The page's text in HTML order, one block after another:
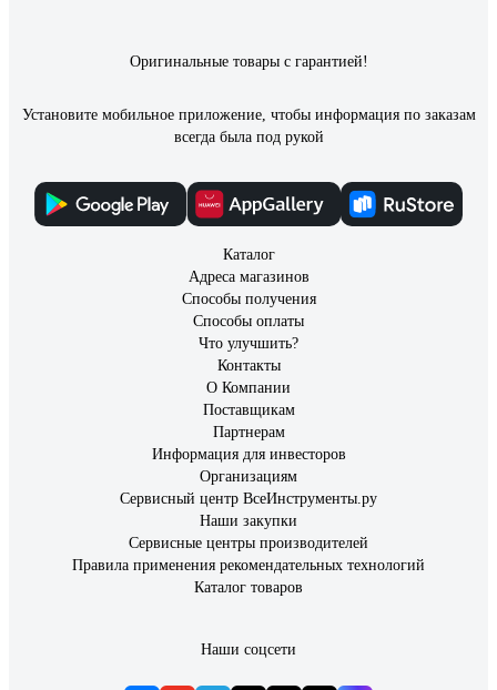
Оригинальные товары с гарантией!
Установите мобильное приложение, чтобы информация по заказам
всегда была под рукой
Каталог
Адреса магазинов
Способы получения
Способы оплаты
Что улучшить?
Контакты
О Компании
Поставщикам
Партнерам
Информация для инвесторов
Организациям
Сервисный центр ВсеИнструменты.ру
Наши закупки
Сервисные центры производителей
Правила применения рекомендательных технологий
Каталог товаров
Наши соцсети